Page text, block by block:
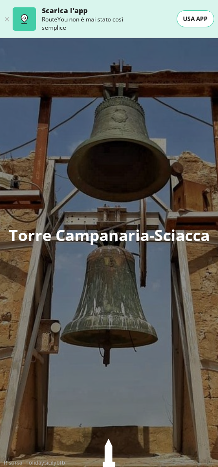
Scarica l'app
RouteYou non è mai stato così
semplice
USA APP
Torre Campanaria-Sciacca
Risorsa:holidaysicilybfb